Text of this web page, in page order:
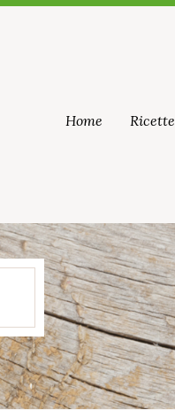
Home Ricette